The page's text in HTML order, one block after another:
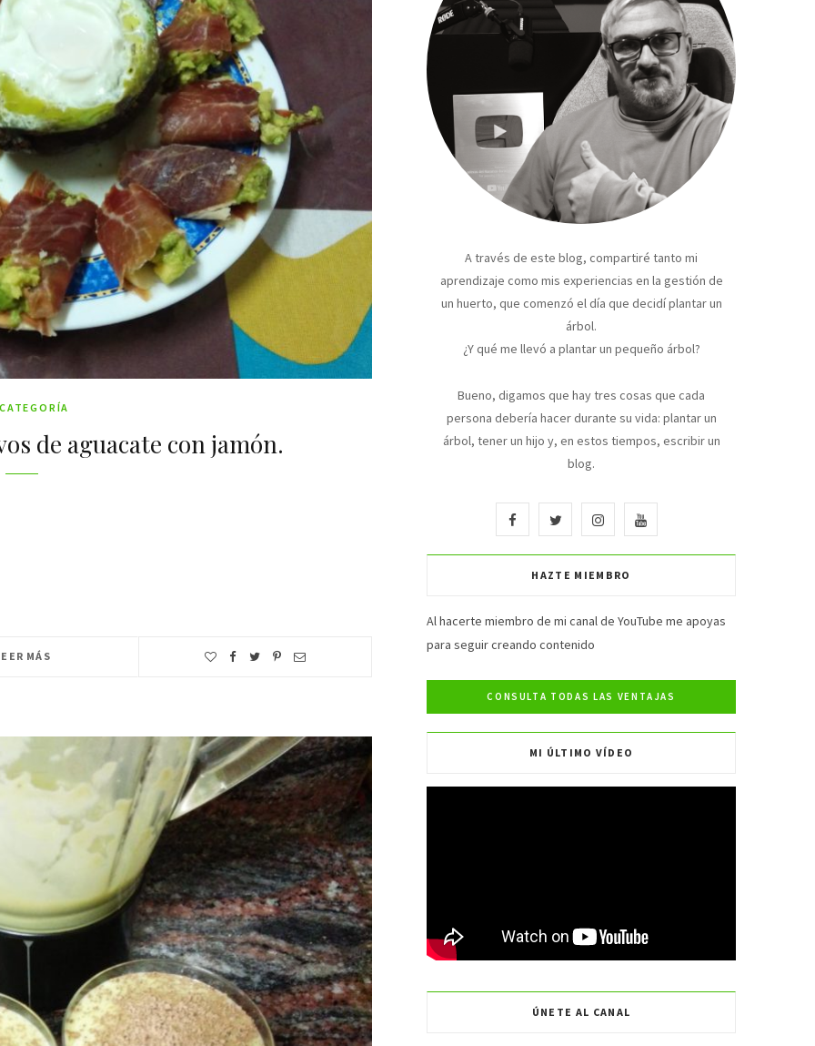
de aguacate con jamón.
MÁS
A través de este blog, compartiré tanto mi
aprendizaje como mis experiencias en la gestión de
un huerto, que comenzó el día que decidí plantar un
árbol.
¿Y qué me llevó a plantar un pequeño árbol?
Bueno, digamos que hay tres cosas que cada
persona debería hacer durante su vida: plantar un
árbol, tener un hijo y, en estos tiempos, escribir un
blog.
a
e
b
T
w
t
t
I
n
t
a
m
Y
o
T
HAZTE MIEMBRO
Al hacerte miembro de mi canal de YouTube me apoyas
para seguir creando contenido
MI ÚLTIMO VÍDEO
ÚNETE AL CANAL